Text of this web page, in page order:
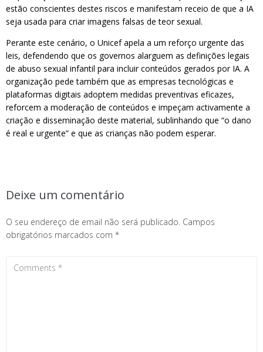
estão conscientes destes riscos e manifestam receio de que a IA
seja usada para criar imagens falsas de teor sexual.
Perante este cenário, o Unicef apela a um reforço urgente das
leis, defendendo que os governos alarguem as definições legais
de abuso sexual infantil para incluir conteúdos gerados por IA. A
organização pede também que as empresas tecnológicas e
plataformas digitais adoptem medidas preventivas eficazes,
reforcem a moderação de conteúdos e impeçam activamente a
criação e disseminação deste material, sublinhando que “o dano
é real e urgente” e que as crianças não podem esperar.
Deixe um comentário
O seu endereço de email não será publicado. Campos
obrigatórios marcados com *